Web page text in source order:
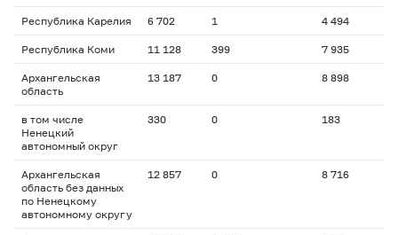
Республика Карелия 6 702 1 4 494
Республика Коми 11 128 399 7 935
Архангельская
область
13 187 0 8 898
в том числе
Ненецкий
автономный округ
330 0 183
Архангельская
область без данных
по Ненецкому
автономному округу
12 857 0 8 716